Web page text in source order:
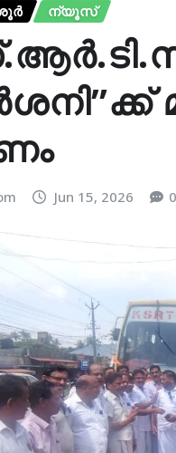
ന്യൂസ്
Jun 15, 2026 0